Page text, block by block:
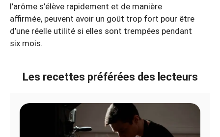
l’arôme s’élève rapidement et de manière
affirmée, peuvent avoir un goût trop fort pour être
d’une réelle utilité si elles sont trempées pendant
six mois.
Les recettes préférées des lecteurs